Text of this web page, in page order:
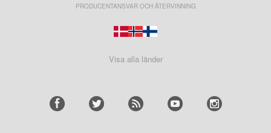
PRODUCENTANSVAR OCH ÅTERVINNING
Visa alla länder